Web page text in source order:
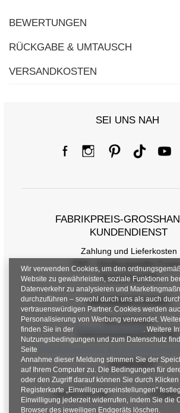
Größentabelle
Maße flach gemessen (+/- 1 cm)
Größe S/M
[A] Brustumfang 82
BEWERTUNGEN
RÜCKGABE & UMTAUSCH
VERSANDKOSTEN
SEI UNS NAH
FABRIKPREIS-
UNDENDIENST
Zahlung und Lieferkosten
FAQ - Häufig gestellte Fragen
Rückgabepolitik
INFORMATIONEN
Verordnungen
Datenschutzbestimmungen
KONTAKT
+48 601 547 740
Wir verwenden Cookies, um den
Website zu gewährleisten, soziale Funktionen
Datenverkehr zu analysieren und
durchzuführen – sowohl durch uns als auch
vertrauenswürdigen Partner. Cookies werden
Personalisierung von Werbung verwendet.
finden Sie in der
Datenschutzrichtlinie. Weitere
Nutzungsbedingungen und zum Datenschutz
Seite
Annahme dieser Meldung stimmen Sie der
auf Ihrem Computer zu. Die Bedingungen für
oder den Zugriff darauf können Sie durch Klicken
Registerkarte „Einwilligungseinstellungen"
Einwilligung jederzeit widerrufen, indem Sie die
Browser des jeweiligen Endgeräts löschen.